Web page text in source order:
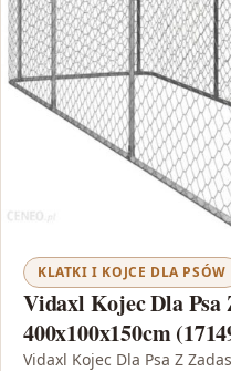
KLATKI I KOJCE DLA PSÓW
Vidaxl Kojec Dla Psa
400x100x150cm
Vidaxl Kojec Dla Psa Z